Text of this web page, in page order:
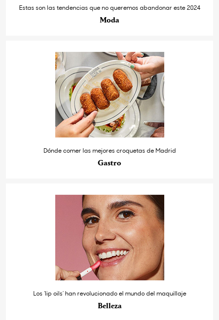
Estas son las tendencias que no queremos abandonar este 2024
Moda
Dónde comer las mejores croquetas de Madrid
Gastro
Los ‘lip oils’ han revolucionado el mundo del maquillaje
Belleza